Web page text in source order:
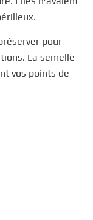
pour
La semelle
vos points de